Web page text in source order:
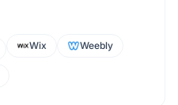
Wix Weebly